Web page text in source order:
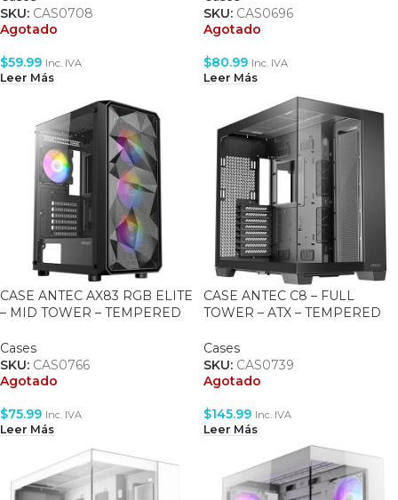
BLACK
SKU: CAS0708
Agotado
$59.99 Inc. IVA
Leer Más
SKU: CAS0696
Agotado
$80.99 Inc. IVA
Leer Más
CASE ANTEC AX83 RGB ELITE
– MID TOWER – TEMPERED
RGB
Cases
SKU: CAS0766
Agotado
$75.99 Inc. IVA
Leer Más
CASE ANTEC C8 – FULL
TOWER – ATX – TEMPERED
Cases
SKU: CAS0739
Agotado
$145.99 Inc. IVA
Leer Más